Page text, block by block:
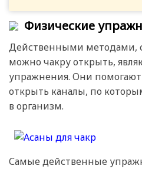
Физические
Действенными методами,
можно чакру открыть,
упражнения. Они помогают
открыть каналы, по
в организм.
Самые действенные